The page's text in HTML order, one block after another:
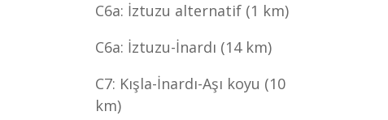
C6a: İztuzu alternatif (1 km)
C6a: İztuzu-İnardı (14 km)
C7: Kışla-İnardı-Aşı koyu (10
km)